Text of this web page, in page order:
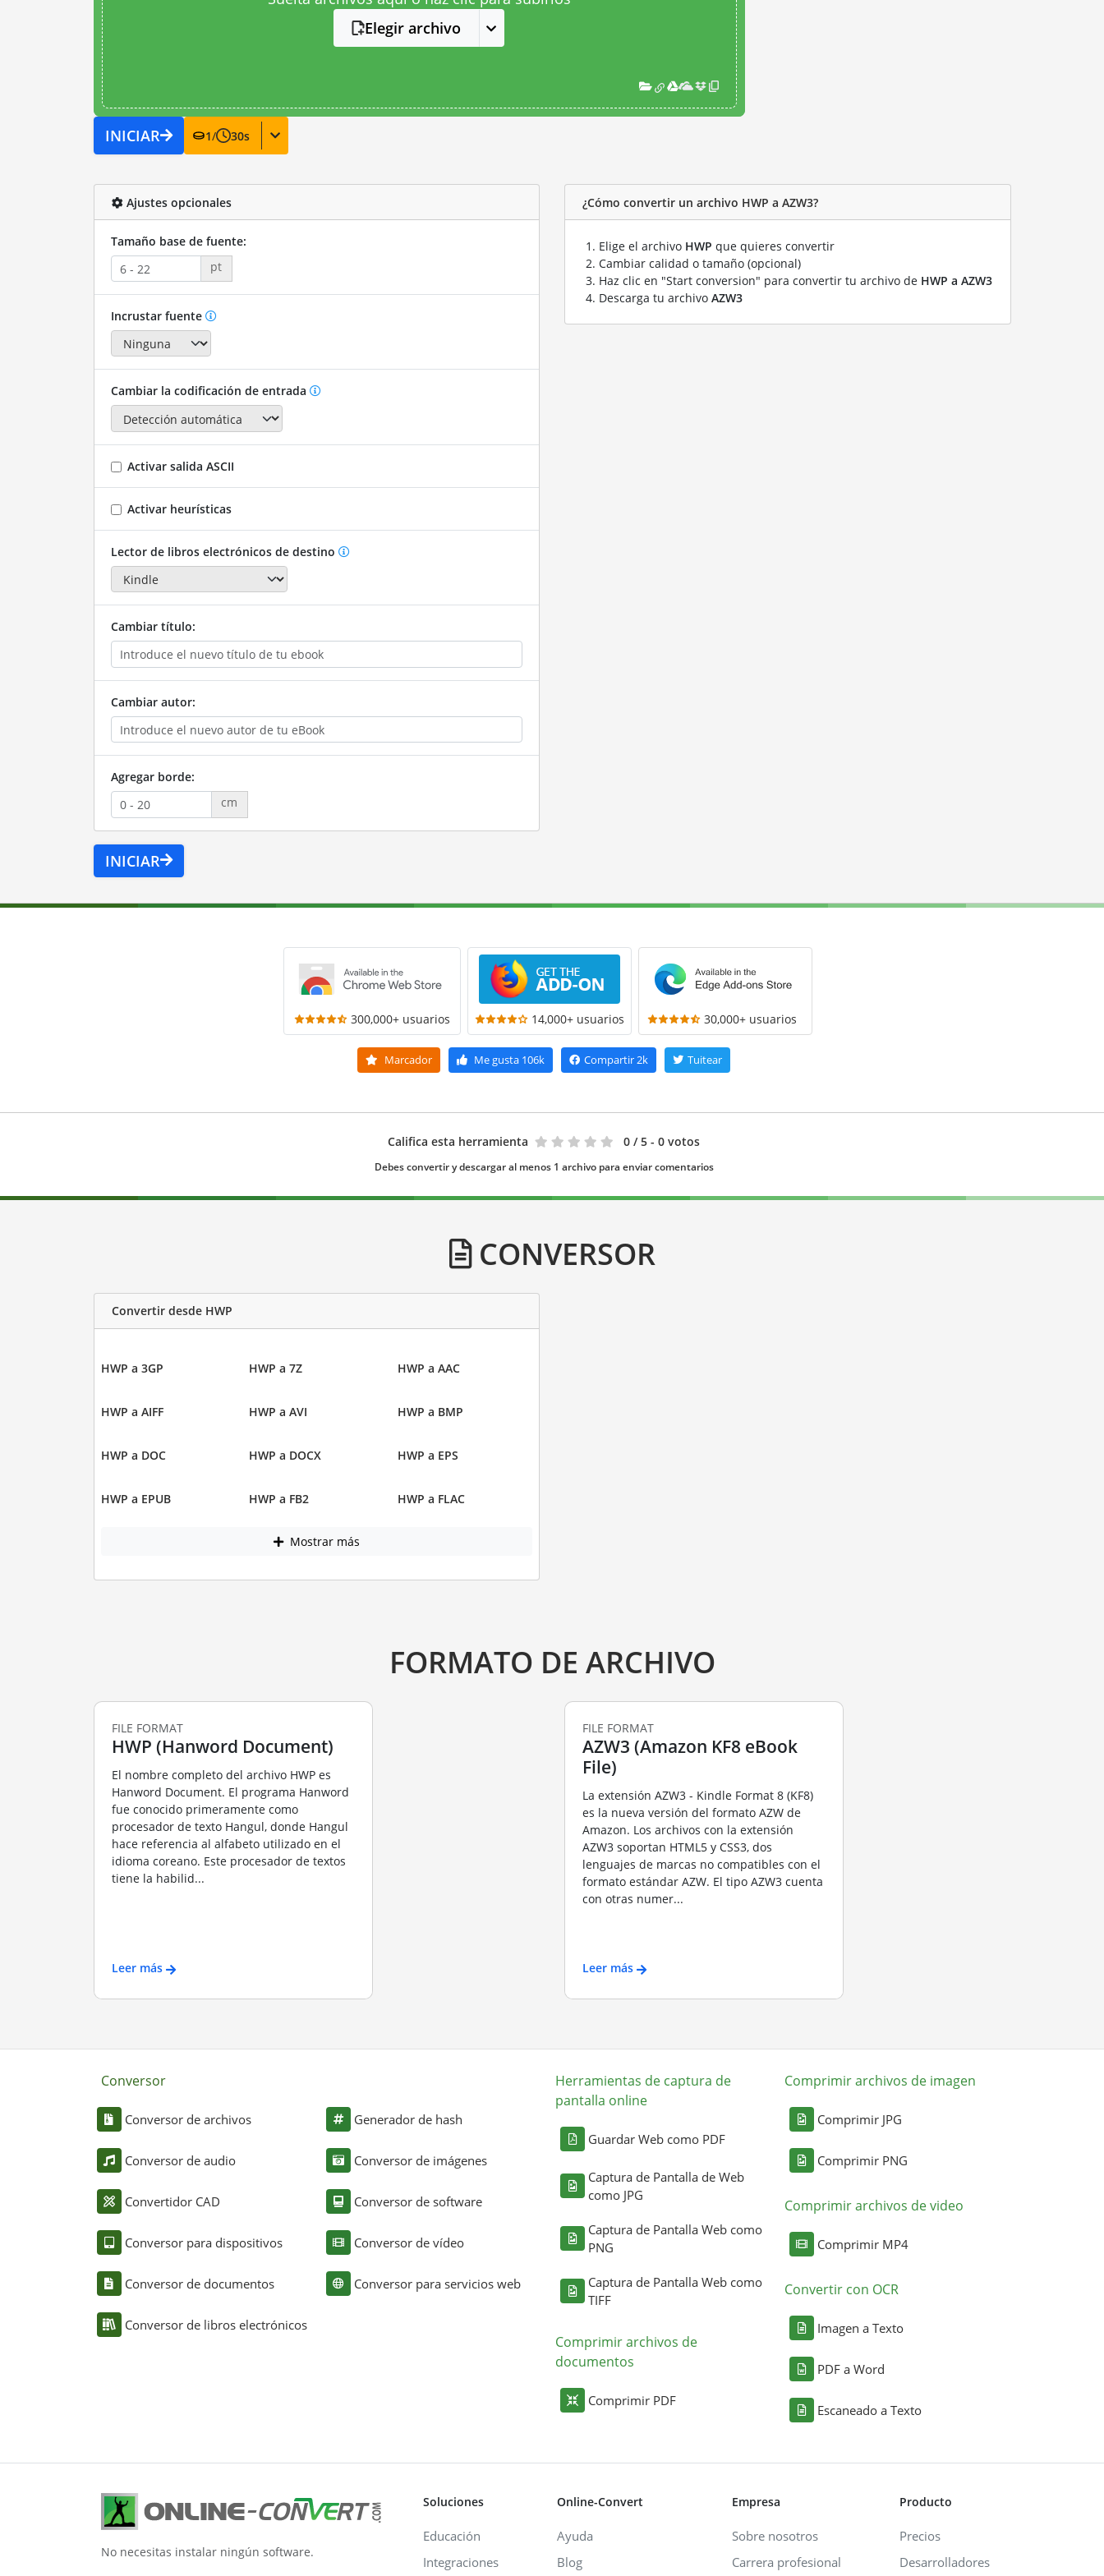
Elegir archivo
INICIAR 1/ 30s
Ajustes opcionales
Tamaño base de fuente:
pt
Incrustar fuente
Cambiar la codificación de entrada
Activar salida ASCII
Activar heurísticas
Lector de libros electrónicos de destino
Cambiar título:
Cambiar autor:
Agregar borde:
cm
INICIAR
¿Cómo convertir un archivo HWP a AZW3?
Elige el archivo HWP que quieres convertir
Cambiar calidad o tamaño (opcional)
Haz clic en "Start conversion" para convertir tu archivo de HWP a AZW3
Descarga tu archivo AZW3
300,000+ usuarios 14,000+ usuarios 30,000+ usuarios
Marcador Me gusta 106k Compartir2k Tuitear
Califica esta herramienta 0 / 5 - 0 votos
Debes convertir y descargar al menos 1 archivo para enviar comentarios
CONVERSOR
Convertir desde HWP
HWP a 3GP HWP a 7Z HWP a AAC
HWP a AIFF HWP a AVI HWP a BMP
HWP a DOC HWP a DOCX HWP a EPS
HWP a EPUB HWP a FB2 HWP a FLAC
Mostrar más
FORMATO DE ARCHIVO
FILE FORMAT
HWP (Hanword Document)
El nombre completo del archivo HWP es
Hanword Document. El programa Hanword
fue conocido primeramente como
procesador de texto Hangul, donde Hangul
hace referencia al alfabeto utilizado en el
idioma coreano. Este procesador de textos
tiene la habilid...
Leer más
FILE FORMAT
AZW3 (Amazon KF8 eBook
File)
La extensión AZW3 - Kindle Format 8 (KF8)
es la nueva versión del formato AZW de
Amazon. Los archivos con la extensión
AZW3 soportan HTML5 y CSS3, dos
lenguajes de marcas no compatibles con el
formato estándar AZW. El tipo AZW3 cuenta
con otras numer...
Leer más
Conversor
Conversor de archivos
Conversor de audio
Convertidor CAD
Conversor para dispositivos
Conversor de documentos
Conversor de libros electrónicos
Generador de hash
Conversor de imágenes
Conversor de software
Conversor de vídeo
Conversor para servicios web
Herramientas de captura de
pantalla online
Guardar Web como PDF
Captura de Pantalla de Web
como JPG
Captura de Pantalla Web como
PNG
Captura de Pantalla Web como
TIFF
Comprimir archivos de
documentos
Comprimir PDF
Comprimir archivos de imagen
Comprimir JPG
Comprimir PNG
Comprimir archivos de video
Comprimir MP4
Convertir con OCR
Imagen a Texto
PDF a Word
Escaneado a Texto
No necesitas instalar ningún software.
Soluciones
Educación
Integraciones
Online-Convert
Ayuda
Blog
Empresa
Sobre nosotros
Carrera profesional
Producto
Precios
Desarrolladores